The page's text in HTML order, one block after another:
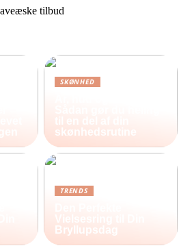
tilbud
SKØNHED
til en del af din
skønhedsrutine
TRENDS
Vielsesring til Din
Bryllupsdag